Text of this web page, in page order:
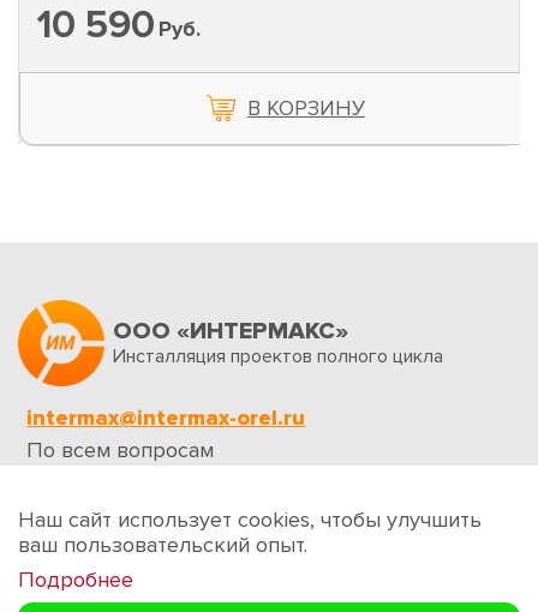
10 590 Руб.
В КОРЗИНУ
ООО «ИНТЕРМАКС»
Инсталляция проектов полного цикла
intermax@intermax-orel.ru
По всем вопросам
Обратная связь
Наш сайт использует cookies, чтобы улучшить
ваш пользовательский опыт.
Подробнее